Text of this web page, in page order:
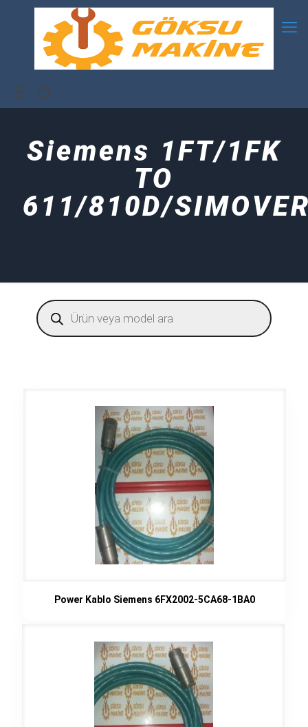
Siemens 1FT/1FK
TO
611/810D/
Products
search
Power Kablo Siemens 6FX2002-5CA68-1BA0